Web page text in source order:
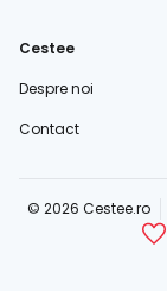
Cestee
Despre noi
Contact
© 2026 Cestee.ro